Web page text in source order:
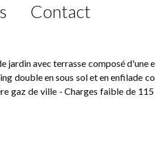
Contact
jardin avec terrasse composé d'une
double en sous sol et en enfilade
gaz de ville - Charges faible de